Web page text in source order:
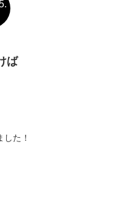
ば
た！